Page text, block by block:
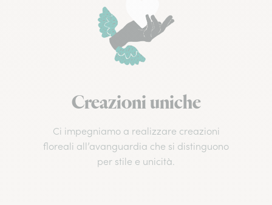
Creazioni uniche
Ci impegniamo a realizzare creazioni
floreali all’avanguardia che si distinguono
per stile e unicità.